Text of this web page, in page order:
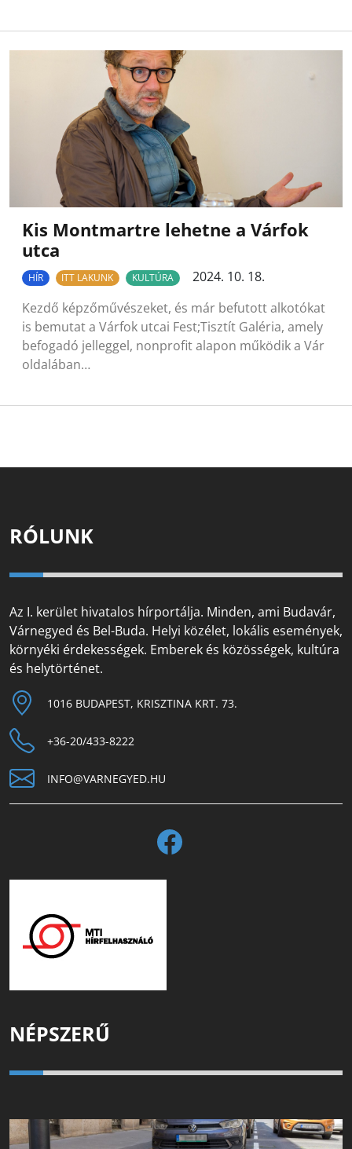
Kis Montmartre lehetne a Várfok
utca
HÍR ITT LAKUNK KULTÚRA
2024. 10. 18.
Kezdő képzőművészeket, és már befutott alkotókat
is bemutat a Várfok utcai Fest;Tisztít Galéria, amely
befogadó jelleggel, nonprofit alapon működik a Vár
oldalában…
RÓLUNK
Az I. kerület hivatalos hírportálja. Minden, ami Budavár,
Várnegyed és Bel-Buda. Helyi közélet, lokális események,
környéki érdekességek. Emberek és közösségek, kultúra
és helytörténet.
1016 BUDAPEST, KRISZTINA KRT. 73.
+36-20/433-8222
INFO@VARNEGYED.HU
NÉPSZERŰ